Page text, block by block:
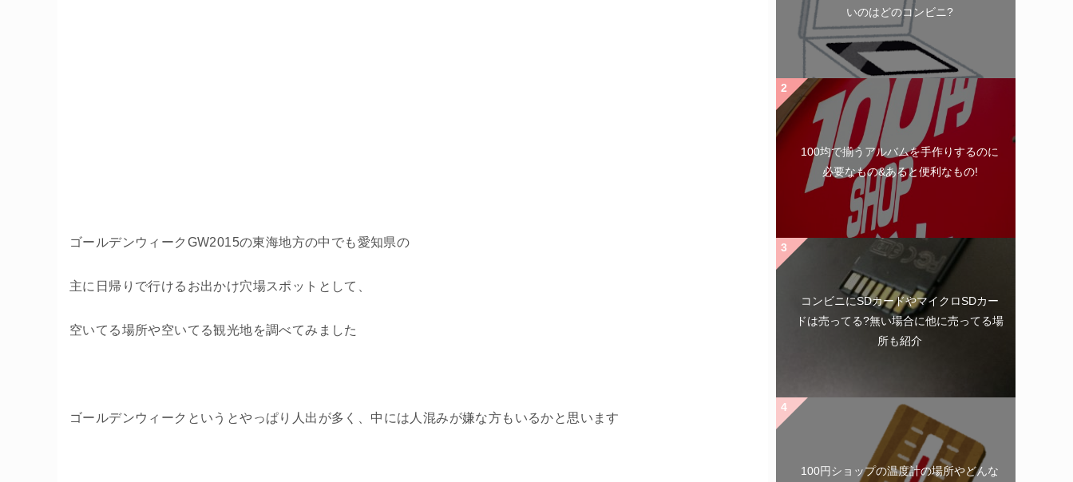
ゴールデンウィークGW2015の東海地方の中でも愛知県の
主に日帰りで行けるお出かけ穴場スポットとして、
空いてる場所や空いてる観光地を調べてみました
ゴールデンウィークというとやっぱり人出が多く、中には人混みが嫌な方もいるかと思います
いのはどのコンビニ?
100均で揃うアルバムを手作りするのに
必要なもの&あると便利なもの!
コンビニにSDカードやマイクロSDカー
ドは売ってる?無い場合に他に売ってる場
所も紹介
100円ショップの温度計の場所やどんな